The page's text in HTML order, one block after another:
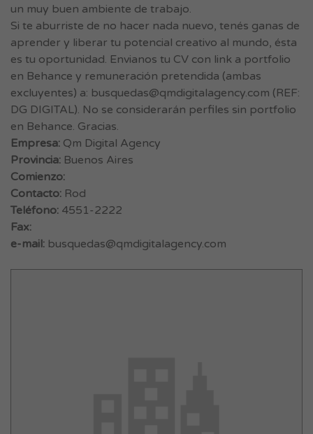
un muy buen ambiente de trabajo.
Si te aburriste de no hacer nada nuevo, tenés ganas de
aprender y liberar tu potencial creativo al mundo, ésta
es tu oportunidad. Envianos tu CV con link a portfolio
en Behance y remuneración pretendida (ambas
excluyentes) a: busquedas@qmdigitalagency.com (REF:
DG DIGITAL). No se considerarán perfiles sin portfolio
en Behance. Gracias.
Empresa: Qm Digital Agency
Provincia: Buenos Aires
Comienzo:
Contacto: Rod
Teléfono: 4551-2222
Fax:
e-mail: busquedas@qmdigitalagency.com